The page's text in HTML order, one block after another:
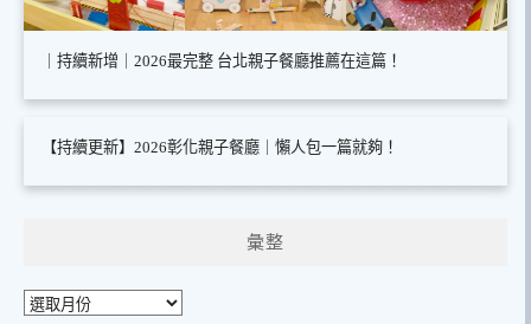
｜持續新增｜2026最完整 台北親子餐廳推薦在這篇！
【持續更新】2026彰化親子餐廳｜懶人包一篇就夠！
彙整
彙